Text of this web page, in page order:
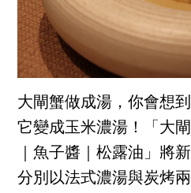
大閘蟹做成湯，你會想
它變成玉米濃湯！「大
｜魚子醬｜松露油」將
分別以法式濃湯與炭烤